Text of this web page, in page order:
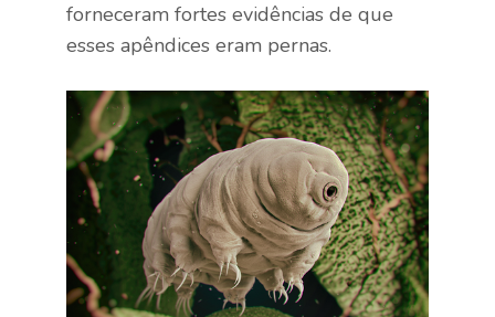
forneceram fortes evidências de que
esses apêndices eram pernas.